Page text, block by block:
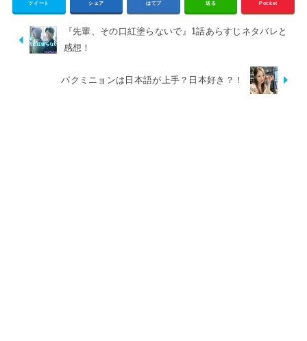
ツイート シェア はてブ 送る Pocket
『先輩、その口紅塗らないで』1話あらすじネタバレと
感想！
パクミニョンは日本語が上手？日本好き？！